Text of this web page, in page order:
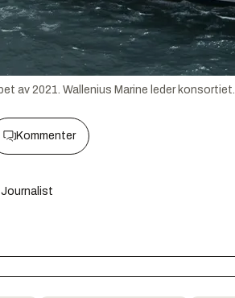
av 2021. Wallenius Marine leder konsortiet.
Kommenter
Journalist